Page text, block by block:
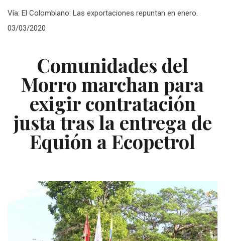
Vía: El Colombiano: Las exportaciones repuntan en enero.
03/03/2020
Comunidades del
Morro marchan para
exigir contratación
justa tras la entrega de
Equión a Ecopetrol